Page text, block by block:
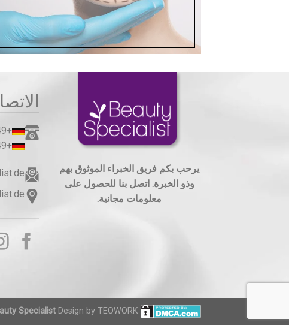
يرحب بكم فريق الخبراء الموثوق بهم
وذو الخبرة. اتصل بنا للحصول على
معلومات مجانية.
+49 163 609 41 40
+49 163 944 70 70
Specialist Design by TEOWORK